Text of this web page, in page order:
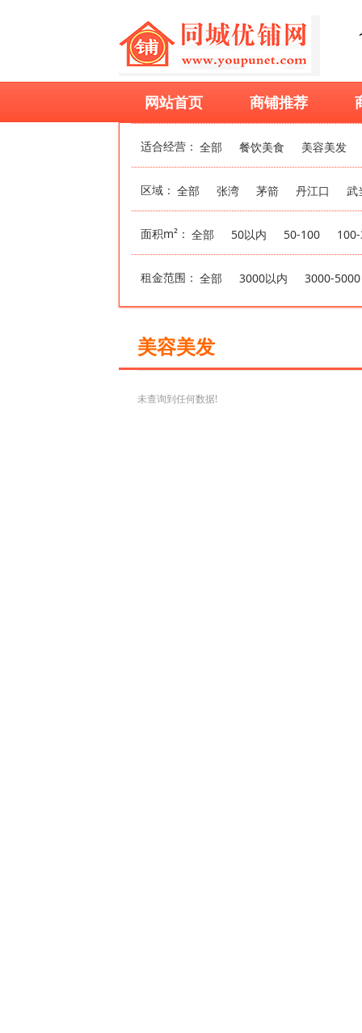
网站首页 商铺推荐
适合经营： 全部 餐饮美食 美容美发
区域： 全部 张湾 茅箭 丹江口 武
面积m²： 全部 50以内 50-100
租金范围： 全部 3000以内 3000-5000
美容美发
未查询到任何数据!